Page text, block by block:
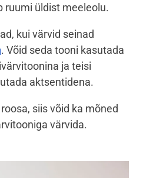
ruumi üldist meeleolu.
kui värvid seinad
. Võid seda tooni kasutada
ja teisi
aktsentidena.
siis võid ka mõned
värvida.